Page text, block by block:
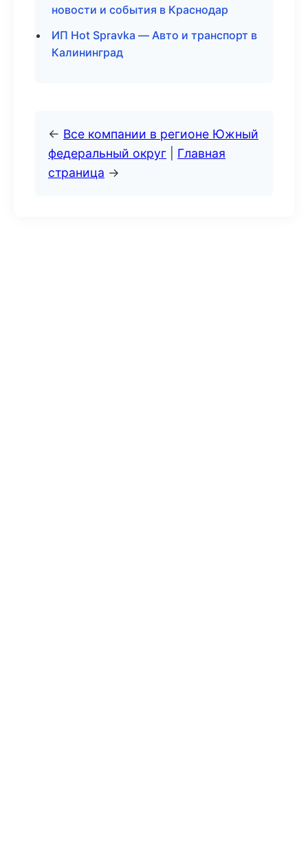
новости и события в Краснодар
ИП Hot Spravka — Авто и транспорт в
Калининград
← Все компании в регионе Южный
федеральный округ
Главная
страница →